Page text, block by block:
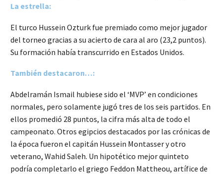
La estrella:
El turco Hussein Ozturk fue premiado como mejor jugador
del torneo gracias a su acierto de cara al aro (23,2 puntos).
Su formación había transcurrido en Estados Unidos.
También destacaron…:
Abdelramán Ismail hubiese sido el ‘MVP’ en condiciones
normales, pero solamente jugó tres de los seis partidos. En
ellos promedió 28 puntos, la cifra más alta de todo el
campeonato. Otros egipcios destacados por las crónicas de
la época fueron el capitán Hussein Montasser y otro
veterano, Wahid Saleh. Un hipotético mejor quinteto
podría completarlo el griego Feddon Mattheou, artífice de